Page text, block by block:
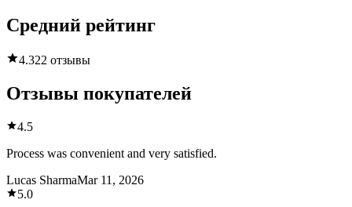
Средний рейтинг
4.322 отзывы
Отзывы покупателей
4.5
Process was convenient and very satisfied.
Lucas SharmaMar 11, 2026
5.0